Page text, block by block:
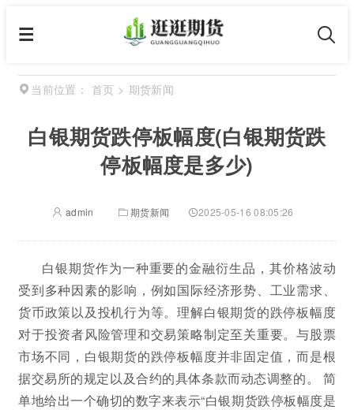
当前位置： 首页 > 期货新闻
白银期货跌停板幅度(白银期货跌
停板幅度是多少)
admin 期货新闻 2025-05-16 08:05:26
白银期货作为一种重要的金融衍生品，其价格波动
受到多种因素的影响，例如国际经济形势、工业需求、
货币政策以及投机行为等。理解白银期货的跌停板幅度
对于投资者风险管理和交易策略制定至关重要。与股票
市场不同，白银期货的跌停板幅度并非固定值，而是根
据交易所的规定以及合约的具体条款而动态调整的。 简
单地给出一个确切的数字来表示“白银期货跌停板幅度是